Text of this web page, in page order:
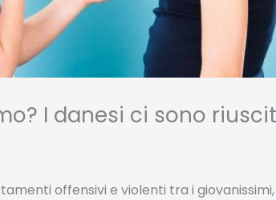
I danesi ci sono
offensivi e violenti tra i